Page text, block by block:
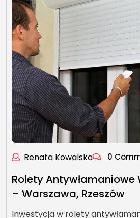
Renata Kowalska 0
Rolety Antywłamaniowe
– Warszawa, Rzeszów
Inwestycja w rolety